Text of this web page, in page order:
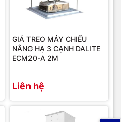
GIÁ TREO MÁY CHIẾU
NÂNG HẠ 3 CẠNH DALITE
ECM20-A 2M
Liên hệ